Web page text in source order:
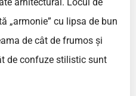
„armonie” cu lipsa de bun
de cât de frumos și
de confuze stilistic sunt